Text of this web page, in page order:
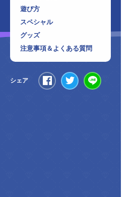
遊び方
スペシャル
グッズ
注意事項＆よくある質問
シェア Share TweetLINE